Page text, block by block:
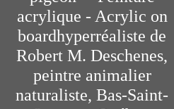
acrylique - Acrylic on
boardhyperréaliste de
Robert M. Deschenes,
peintre animalier
naturaliste, Bas-Saint-